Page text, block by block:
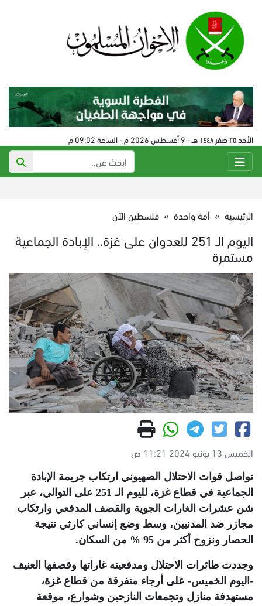
الأحد ٢٥ صفر ١٤٤٨ هـ - 9 أغسطس 2026 م - الساعة 09:02 م
الرئيسية » أمة واحدة » فلسطين الآن
اليوم الـ 251 للعدوان على غزة.. الإبادة الجماعية
مستمرة
الخميس 13 يونيو 2024 11:21 ص
تواصل قوات الاحتلال الصهيوني ارتكاب جريمة الإبادة
الجماعية في قطاع غزة، لليوم الـ 251 على التوالي، عبر
شن عشرات الغارات الجوية والقصف المدفعي وارتكاب
مجازر ضد المدنيين، وسط وضع إنساني كارثي نتيجة
الحصار ونزوح أكثر من 95 % من السكان
.
وجددت طائرات الاحتلال ومدفعيته غاراتها وقصفها العنيف
-اليوم الخميس- على أرجاء متفرقة من قطاع غزة،
مستهدفة منازل وتجمعات النازحين وشوارع، موقعة